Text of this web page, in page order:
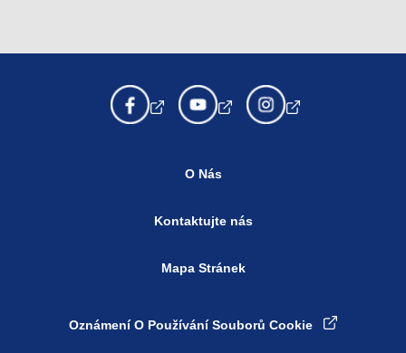
O Nás
Kontaktujte nás
Mapa Stránek
Oznámení O Používání Souborů Cookie